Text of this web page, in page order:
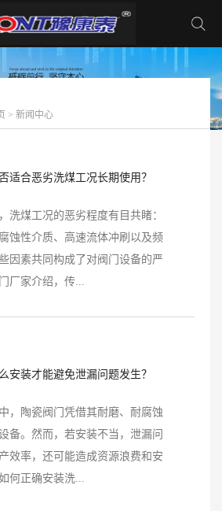
> 新闻中心
适合恶劣洗煤工况长期使用？
洗煤工况的恶劣程度有目共睹：
蚀性介质、高速流体冲刷以及频
因素共同构成了对阀门设备的严
厂家介绍，传...
安装才能避免泄漏问题发生？
，陶瓷阀门凭借其耐磨、耐腐蚀
备。然而，若安装不当，泄漏问
效率，还可能造成资源浪费和安
何正确安装洗...